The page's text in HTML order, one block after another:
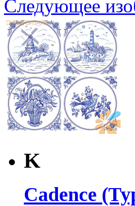
Следующее
K
Cadence